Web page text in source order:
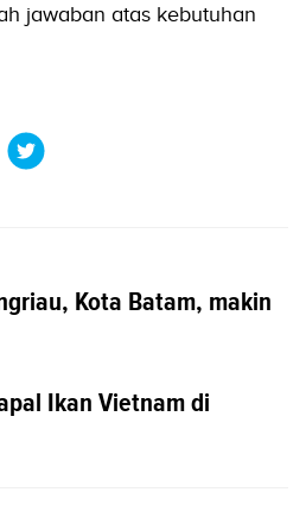
jawaban atas kebutuhan
Kota Batam, makin
Ikan Vietnam di